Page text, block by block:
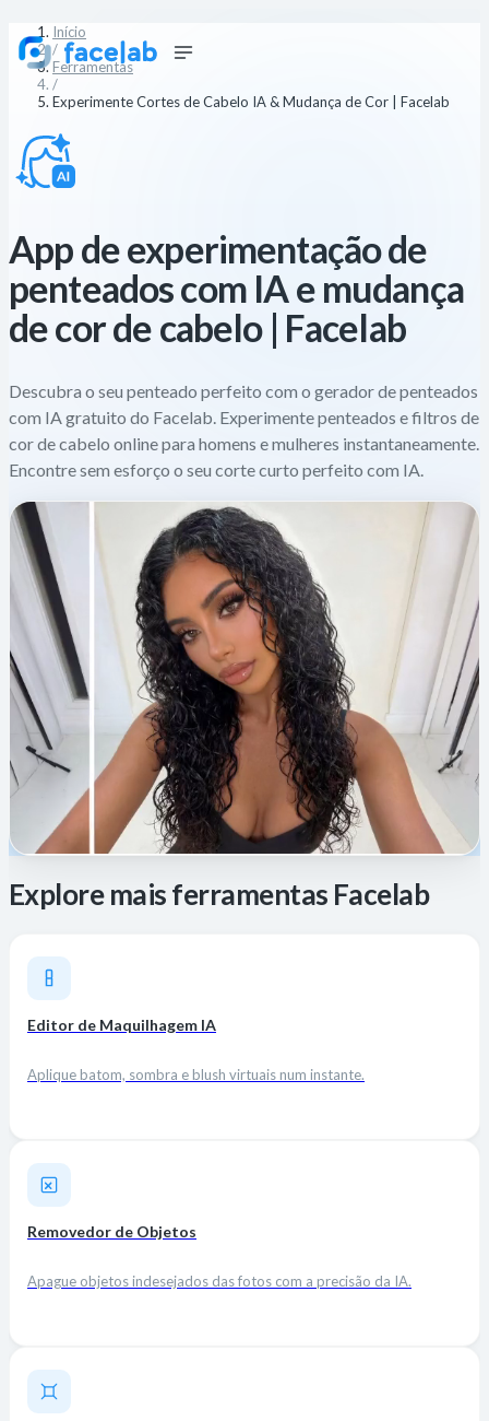
Início
/
Ferramentas
/
Experimente Cortes de Cabelo IA & Mudança de Cor | Facelab
App de experimentação de
penteados com IA e mudança
de cor de cabelo | Facelab
Descubra o seu penteado perfeito com o gerador de penteados
com IA gratuito do Facelab. Experimente penteados e filtros de
cor de cabelo online para homens e mulheres instantaneamente.
Encontre sem esforço o seu corte curto perfeito com IA.
Explore mais ferramentas Facelab
Editor de Maquilhagem IA
Aplique batom, sombra e blush virtuais num instante.
Removedor de Objetos
Apague objetos indesejados das fotos com a precisão da IA.